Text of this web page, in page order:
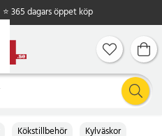
⭐ 365 dagars öppet köp
Kökstillbehör Kylväskor